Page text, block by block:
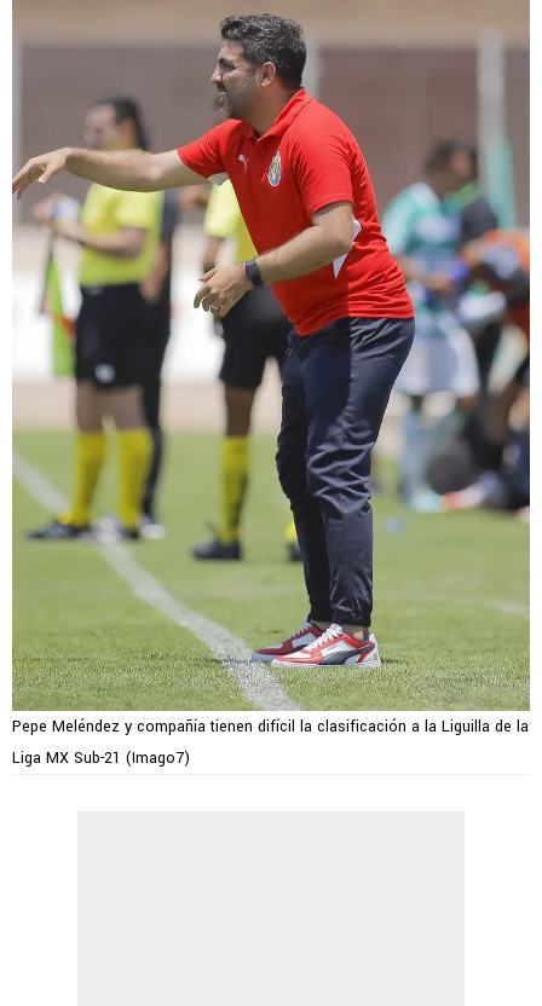
Pepe Meléndez y compañía tienen difícil la clasificación a la Liguilla de la
Liga MX Sub-21 (Imago7)